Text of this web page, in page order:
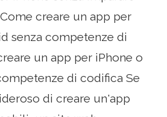
creare un app per
senza competenze di
un app per iPhone o
di codifica Se
di creare un'app